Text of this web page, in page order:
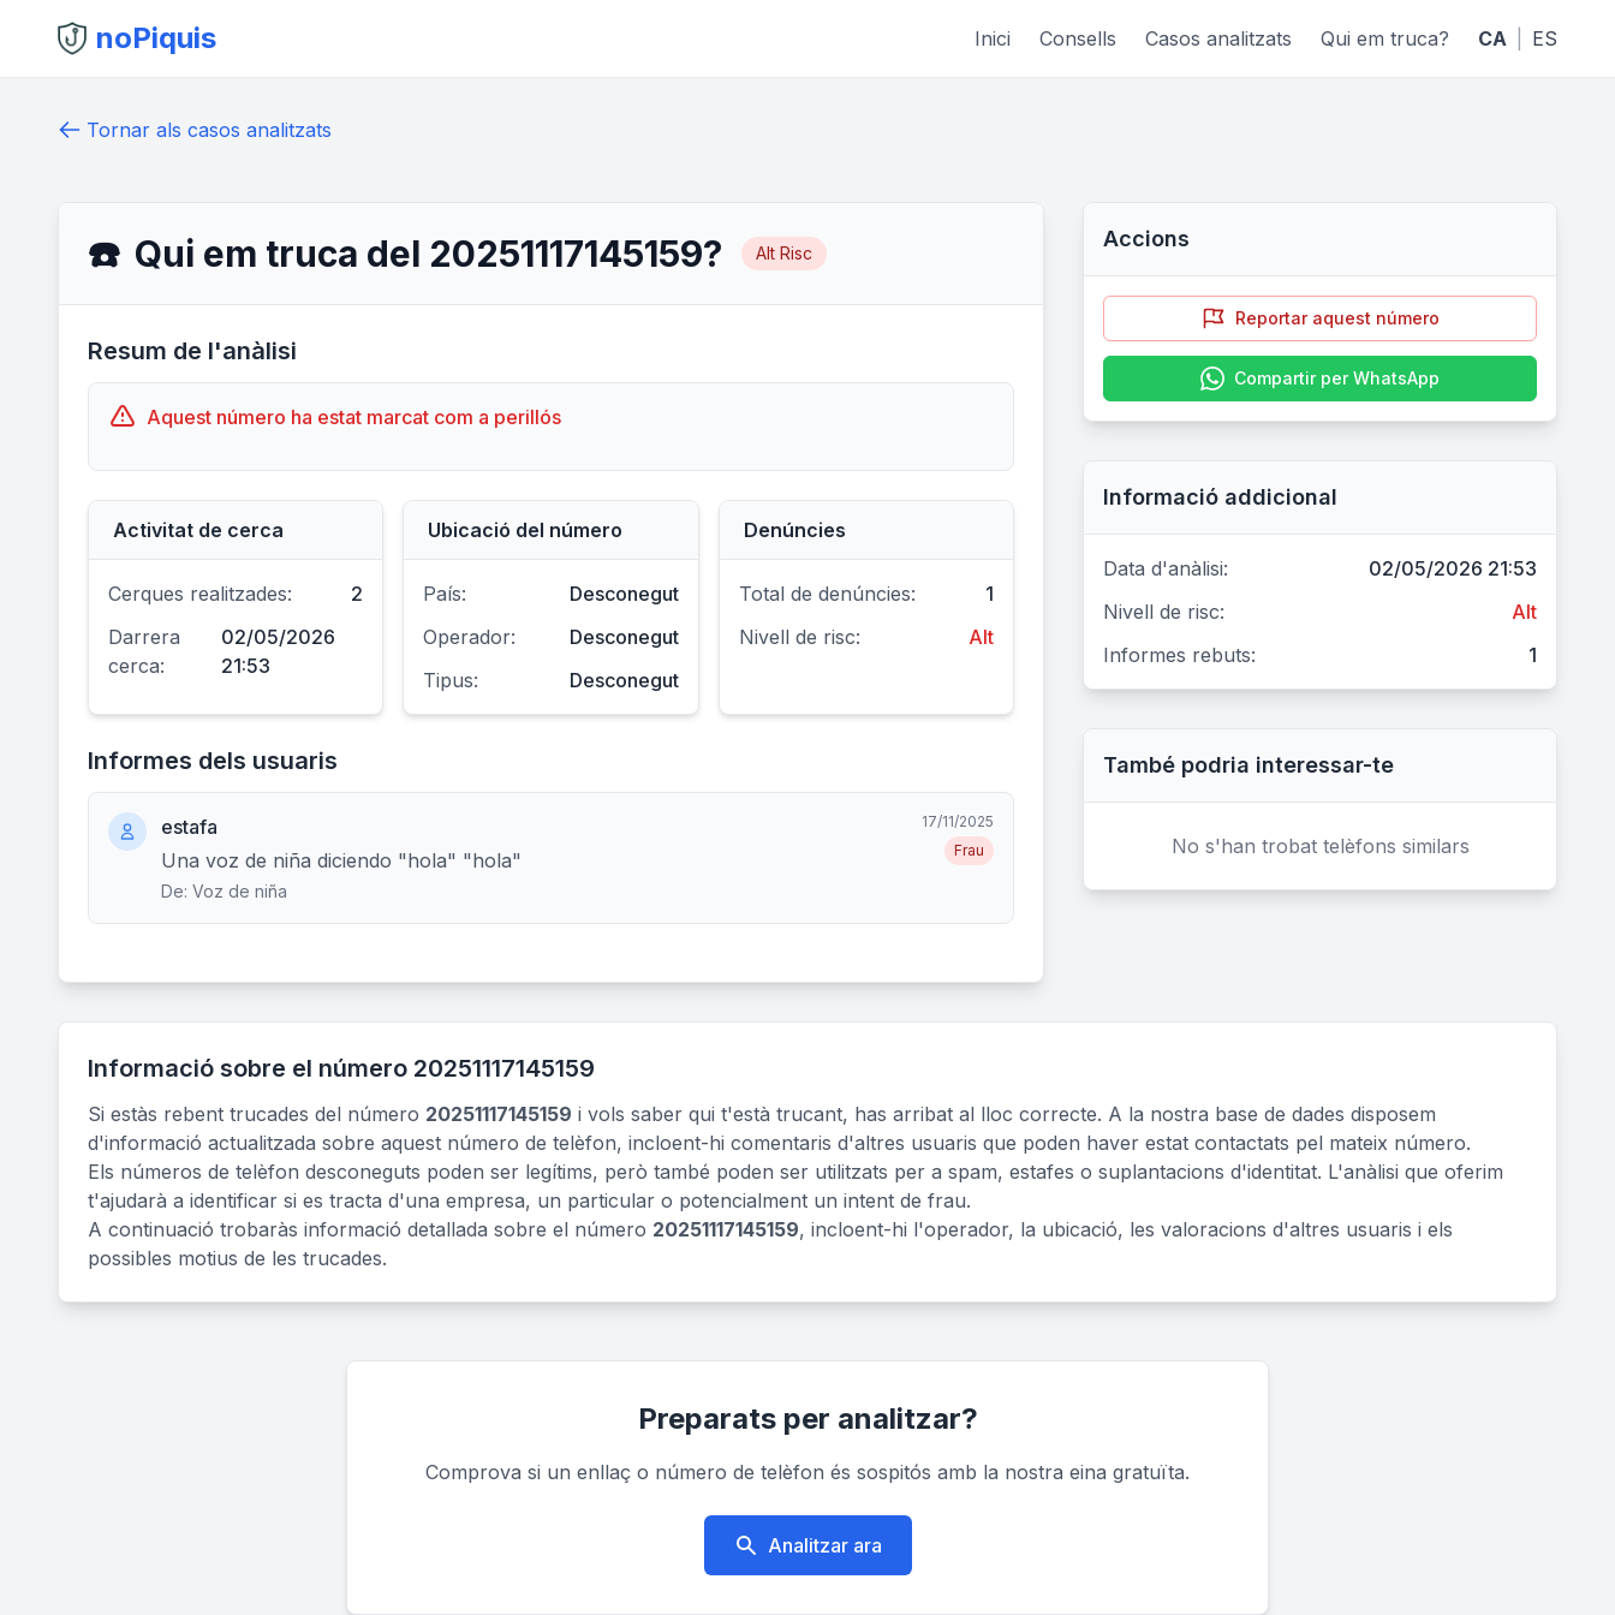
noPiquis Inici Consells Casos analitzats Qui em truca? CA ES
Tornar als casos analitzats
☎️ Qui em truca del 20251117145159? Alt Risc
Resum de l'anàlisi
Aquest número ha estat marcat com a perillós
Activitat de cerca
Cerques realitzades:
2
Darrera
cerca:
02/05/2026
21:53
Ubicació del número
País:
Desconegut
Operador:
Desconegut
Tipus:
Desconegut
Denúncies
Total de denúncies:
1
Nivell de risc:
Alt
Informes dels usuaris
estafa
Una voz de niña diciendo "hola" "hola"
De: Voz de niña
17/11/2025
Frau
Accions
Reportar aquest número
Compartir per WhatsApp
Informació addicional
Data d'anàlisi:
02/05/2026 21:53
Nivell de risc:
Alt
Informes rebuts:
1
També podria interessar-te
No s'han trobat telèfons similars
Informació sobre el número 20251117145159
Si estàs rebent trucades del número 20251117145159 i vols saber qui t'està trucant, has arribat al lloc correcte. A la nostra base de dades disposem
d'informació actualitzada sobre aquest número de telèfon, incloent-hi comentaris d'altres usuaris que poden haver estat contactats pel mateix número.
Els números de telèfon desconeguts poden ser legítims, però també poden ser utilitzats per a spam, estafes o suplantacions d'identitat. L'anàlisi que oferim
t'ajudarà a identificar si es tracta d'una empresa, un particular o potencialment un intent de frau.
A continuació trobaràs informació detallada sobre el número 20251117145159, incloent-hi l'operador, la ubicació, les valoracions d'altres usuaris i els
possibles motius de les trucades.
Preparats per analitzar?
Comprova si un enllaç o número de telèfon és sospitós amb la nostra eina gratuïta.
Analitzar ara